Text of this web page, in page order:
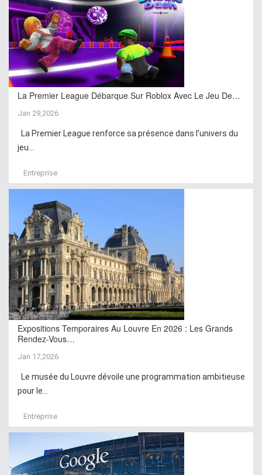
La Premier League Débarque Sur Roblox Avec Le Jeu De…
Jan 29,2026
La Premier League renforce sa présence dans l’univers du
jeu...
Entreprise
Expositions Temporaires Au Louvre En 2026 : Les Grands
Rendez-Vous…
Jan 17,2026
Le musée du Louvre dévoile une programmation ambitieuse
pour le...
Entreprise